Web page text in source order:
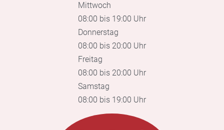
Mittwoch
08:00 bis 19:00 Uhr
Donnerstag
08:00 bis 20:00 Uhr
Freitag
08:00 bis 20:00 Uhr
Samstag
08:00 bis 19:00 Uhr